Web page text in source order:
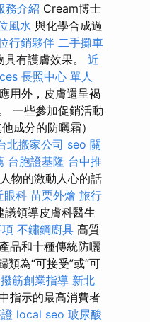
務介紹 Cream博士
風水 與化學合成過
行銷夥伴 二手攤車
有護膚效果。 近
長照中心 單人
用外，皮膚還呈褐
一些參加促銷活動
成分的防曬霜）
北搬家公司 seo 關
台胞證基隆 台中推
物的激動人心的話
眼科 苗栗外燴 旅行
議領導皮膚科醫生
不鏽鋼廚具 高質
品和十種傳統防曬
類為“可接受”或“可
撥筋創業指導 新北
指示的最高消費者
local seo 玻尿酸